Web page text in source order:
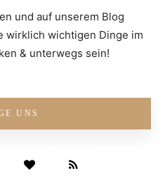
und auf unserem Blog
wirklich wichtigen Dinge im
& unterwegs sein!
UNS